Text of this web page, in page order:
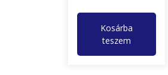
Kosárba
teszem